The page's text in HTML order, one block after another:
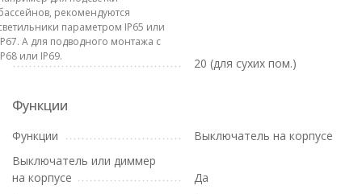
рекомендуются
параметром IP65 или
А для подводного монтажа с
или IP69.
20 (для сухих пом.)
Функции
Функции
Выключатель на корпусе
Выключатель или диммер
на корпусе
Да